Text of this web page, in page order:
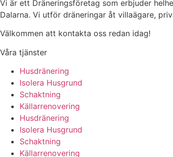
Vi är ett Dräneringsföretag som erbjuder
Dalarna. Vi utför dräneringar åt villaägare,
Välkommen att kontakta oss redan idag!
Våra tjänster
Husdränering
Isolera Husgrund
Schaktning
Källarrenovering
Husdränering
Isolera Husgrund
Schaktning
Källarrenovering